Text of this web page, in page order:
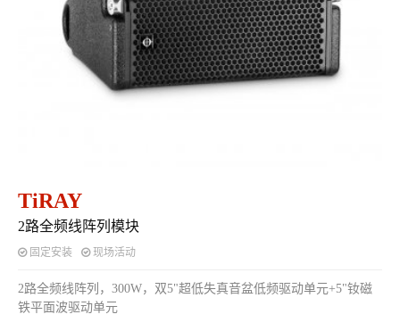
TiRAY
2路全频线阵列模块
固定安装 现场活动
2路全频线阵列，300W，双5"超低失真音盆低频驱动单元+5"钕磁
铁平面波驱动单元